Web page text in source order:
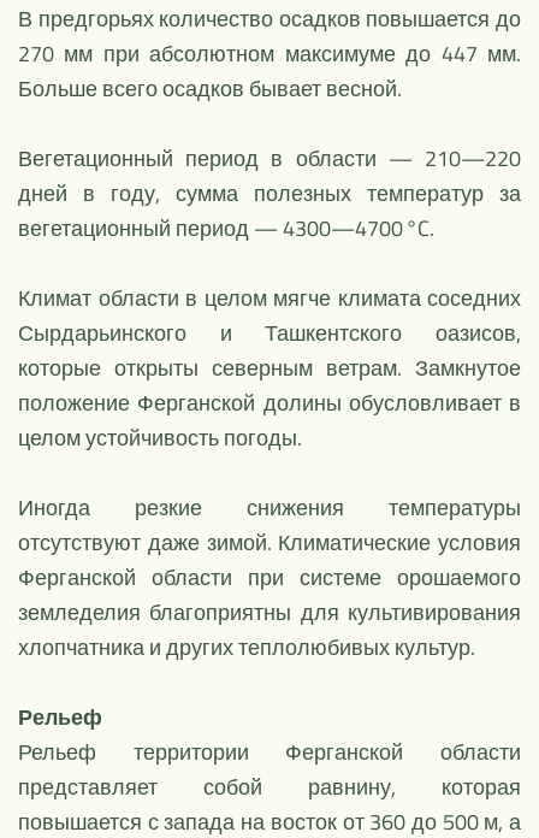
В предгорьях количество осадков повышается до
270 мм при абсолютном максимуме до 447 мм.
Больше всего осадков бывает весной.
Вегетационный период в области — 210—220
дней в году, сумма полезных температур за
вегетационный период — 4300—4700 °C.
Климат области в целом мягче климата соседних
Сырдарьинского и Ташкентского оазисов,
которые открыты северным ветрам. Замкнутое
положение Ферганской долины обусловливает в
целом устойчивость погоды.
Иногда резкие снижения температуры
отсутствуют даже зимой. Климатические условия
Ферганской области при системе орошаемого
земледелия благоприятны для культивирования
хлопчатника и других теплолюбивых культур.
Рельеф
Рельеф территории Ферганской области
представляет собой равнину, которая
повышается с запада на восток от 360 до 500 м, а